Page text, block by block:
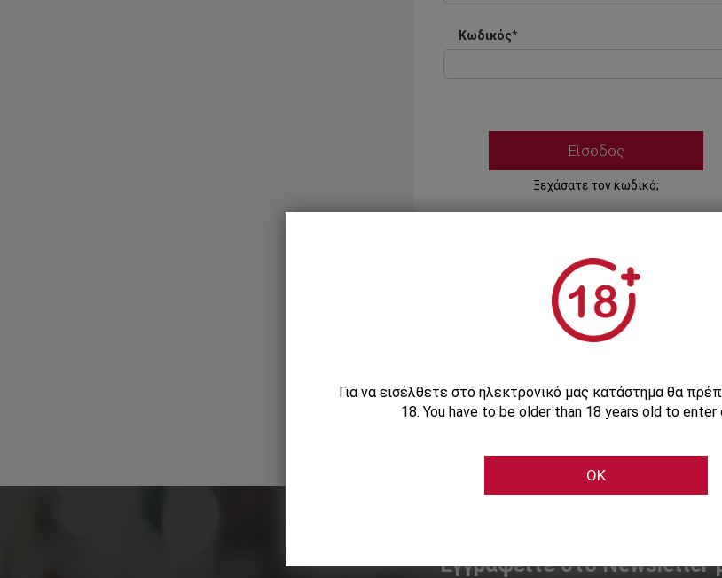
Κωδικός*
Ξεχάσατε τον κωδικό;
ΣΥΝΔΕΣΗ ΜΕ ...
Εγγραφείτε στο Newsletter
Για να εισέλθετε στο ηλεκτρονικό μας κατάστημα θα
18. You have to be older than 18 years old to enter
OK